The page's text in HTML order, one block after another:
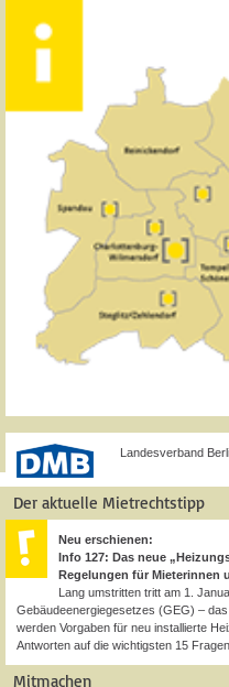
Landesverband
Der aktuelle Mietrechtstipp
Neu erschienen:
Info 127: Das neue
Regelungen für Mieterinnen
Lang umstritten tritt am 1.
Gebäudeenergiegesetzes (GEG) –
werden Vorgaben für neu installierte
Antworten auf die wichtigsten 15 Fragen.
Mitmachen